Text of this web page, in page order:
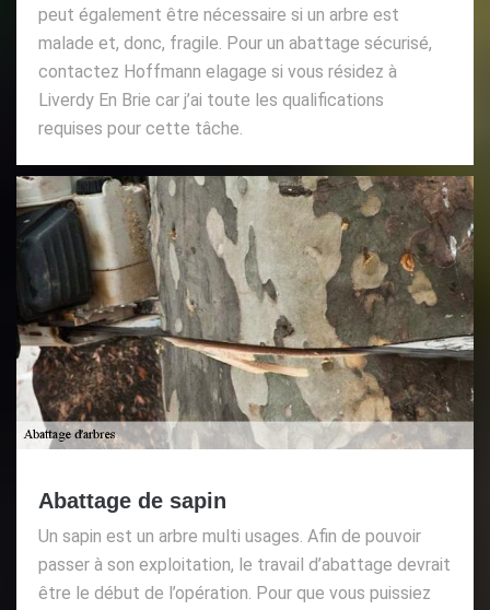
peut également être nécessaire si un arbre est
malade et, donc, fragile. Pour un abattage sécurisé,
contactez Hoffmann elagage si vous résidez à
Liverdy En Brie car j’ai toute les qualifications
requises pour cette tâche.
Abattage de sapin
Un sapin est un arbre multi usages. Afin de pouvoir
passer à son exploitation, le travail d’abattage devrait
être le début de l’opération. Pour que vous puissiez